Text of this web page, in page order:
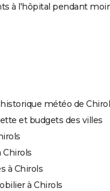
à l'hôpital pendant
météo de
et budgets des villes
Chirols
à Chirols
à Chirols